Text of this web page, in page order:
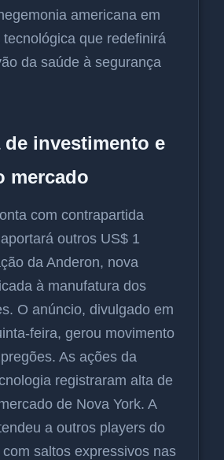
americana em
que redefinirá
da saúde à segurança
investimento e
mercado
com contrapartida
outros US$ 1
da Anderon, nova
à manufatura dos
O anúncio, divulgado em
feira, gerou movimento
As ações da
registraram alta de
de Nova York. A
a outros players do
saltos expressivos nas